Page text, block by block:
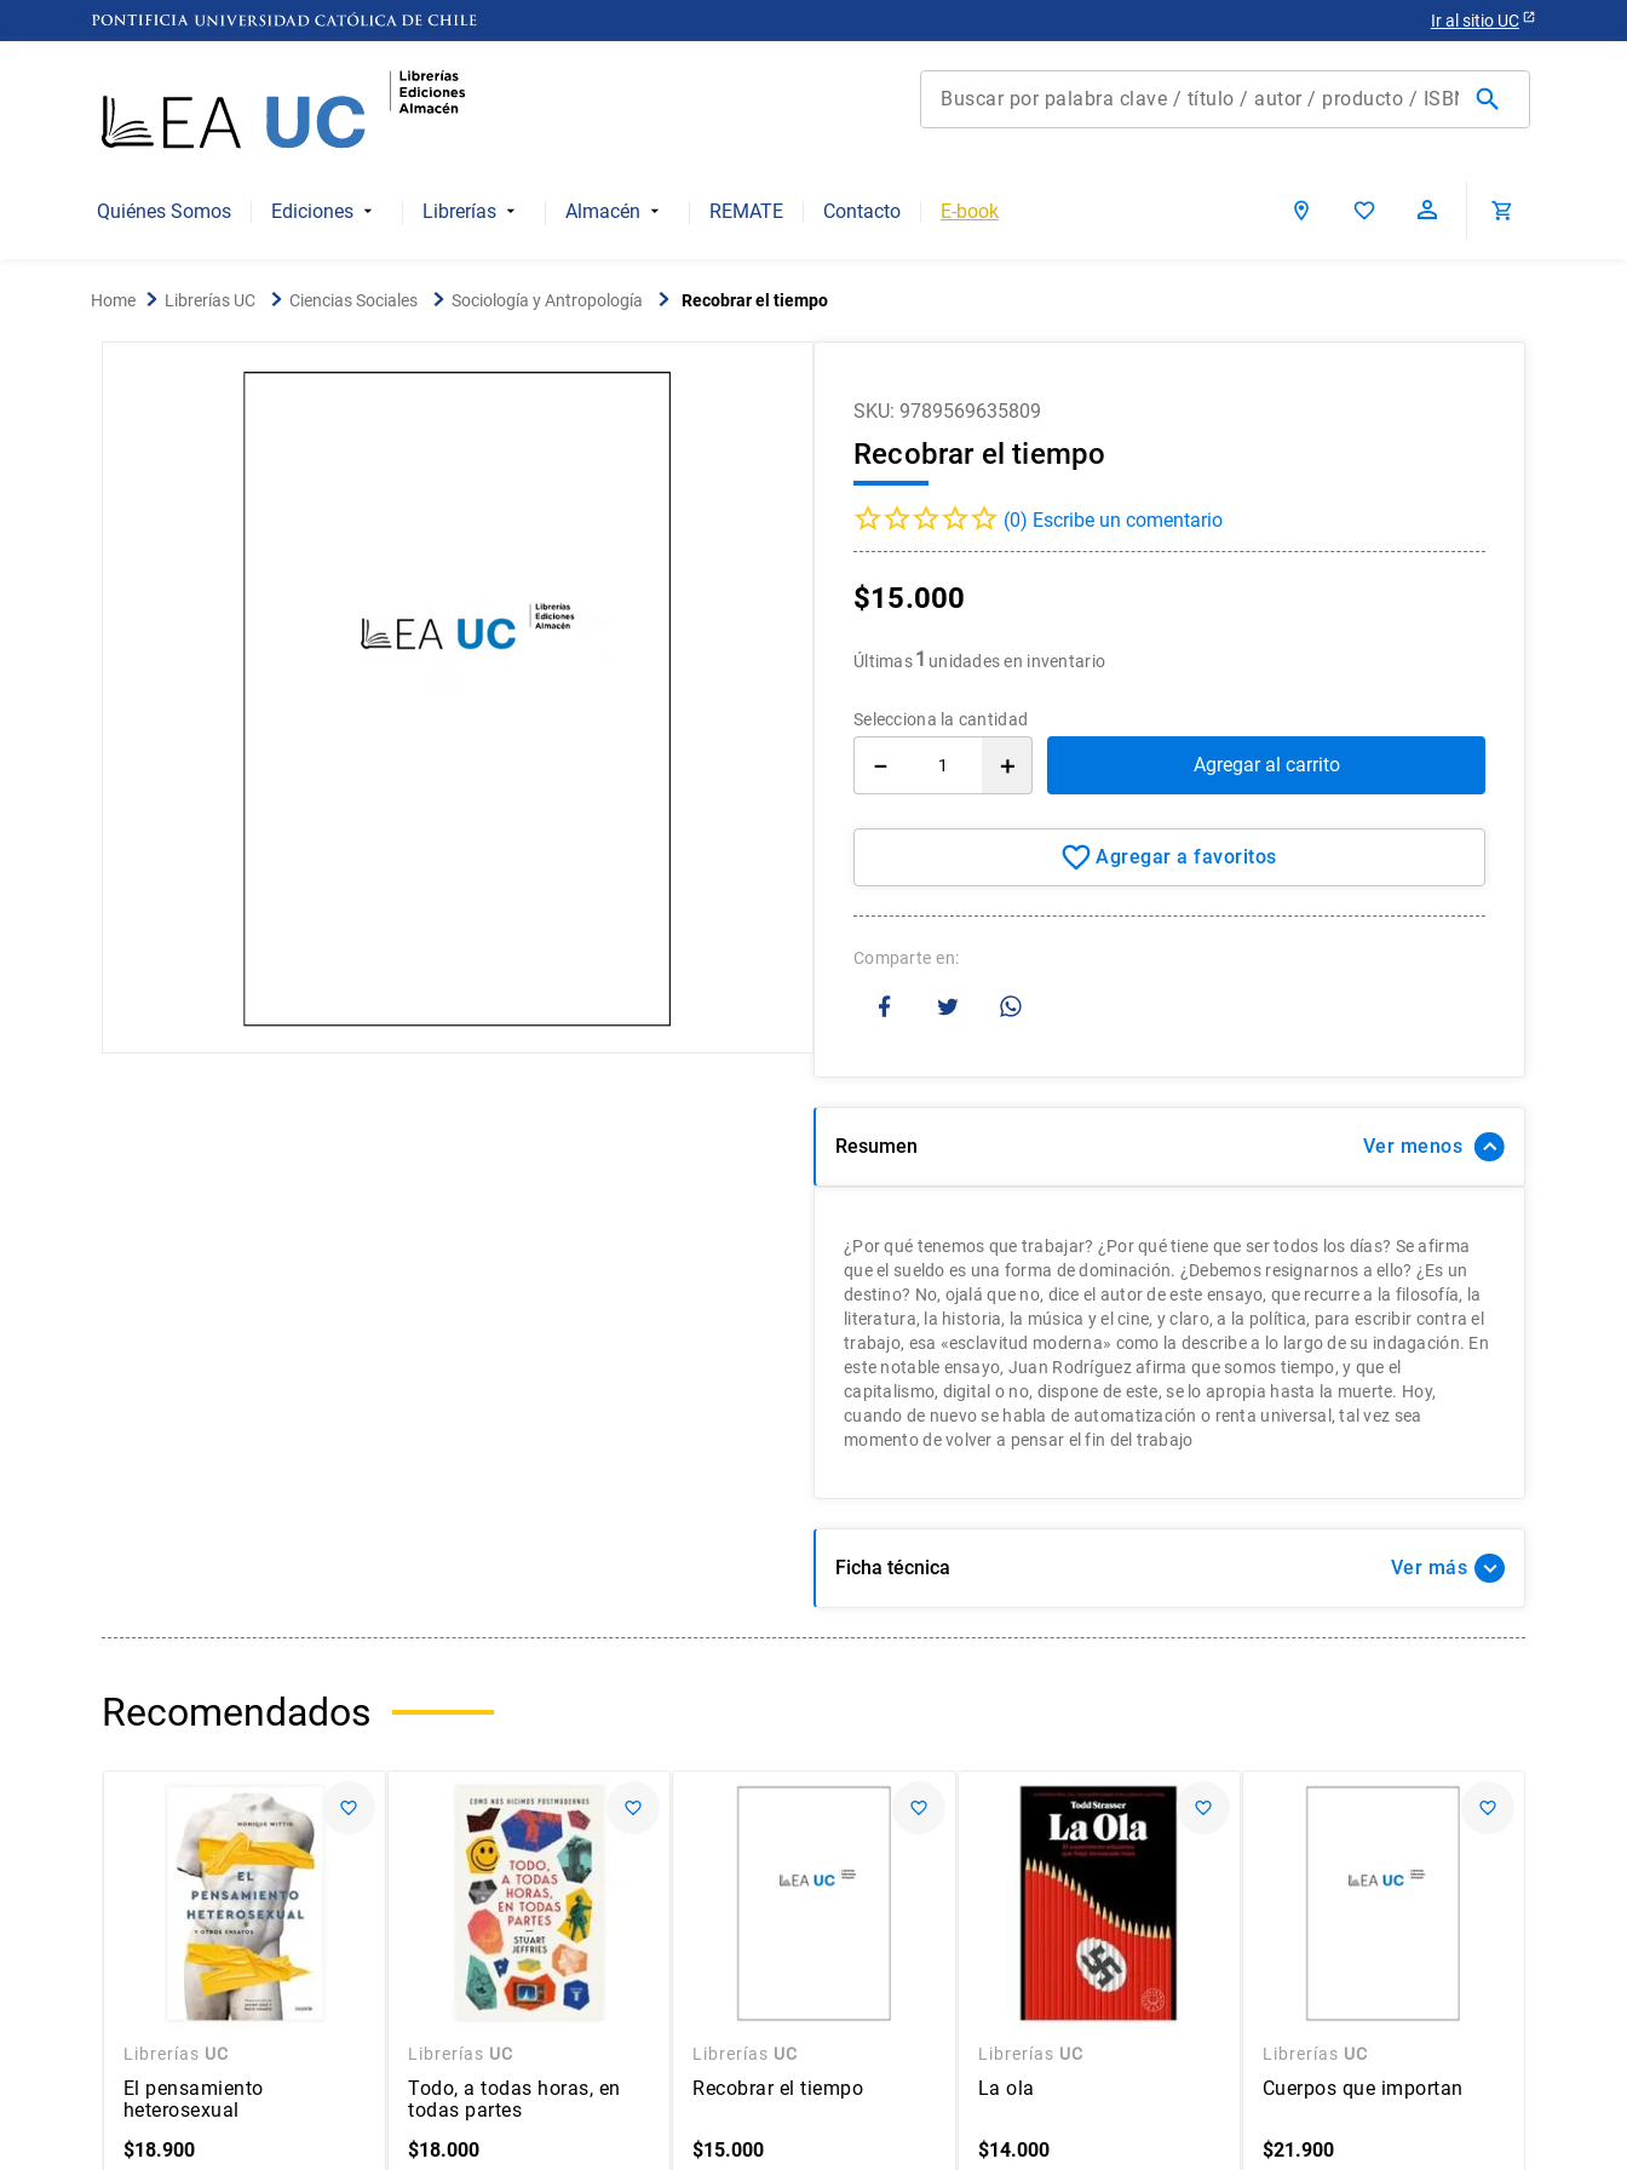
Ir al sitio UC
Buscar por palabra clave / título / autor / producto / ISBN
6. historia chile
7. historia república chile
9. psicología
Quiénes Somos Ediciones Librerías Almacén REMATE Contacto E-book
Librerías UC Ciencias Sociales Sociología y Antropología Recobrar el tiempo
SKU: 9789569635809
Recobrar el tiempo
(0)
$15.000
Últimas1 unidades en inventario
＋
－ Agregar al carrito
Comparte
Resumen Ver
¿Por qué tenemos que trabajar? ¿Por qué tiene que ser todos los días? Se afirma
que el sueldo es una forma de dominación. ¿Debemos resignarnos a ello? ¿Es un
destino? No, ojalá que no, dice el autor de este ensayo, que recurre a la filosofía, la
literatura, la historia, la música y el cine, y claro, a la política, para escribir contra el
trabajo, esa «esclavitud moderna» como la describe a lo largo de su indagación. En
este notable ensayo, Juan Rodríguez afirma que somos tiempo, y que el
capitalismo, digital o no, dispone de este, se lo apropia hasta la muerte. Hoy,
cuando de nuevo se habla de automatización o renta universal, tal vez sea
momento de volver a pensar el fin del trabajo
Ficha técnica Ver
Recomendados
Librerías UC
El pensamiento
heterosexual
$18.900
Librerías UC
Todo, a todas horas, en
todas partes
$18.000
Librerías UC
Recobrar el tiempo
$15.000
Librerías UC
La ola
$14.000
Librerías UC
Cuerpos que importan
$21.900